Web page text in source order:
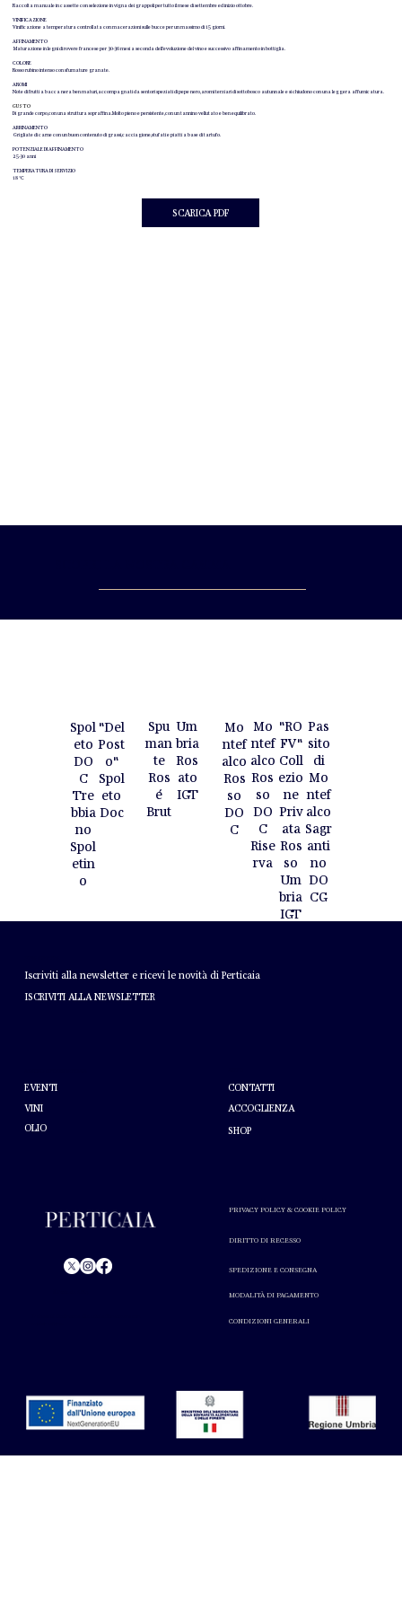
Raccolta manuale in cassette con selezione in vigna dei grappoli per tutto il mese di settembre ed inizio ottobre.
VINIFICAZIONE
Vinificazione a temperatura controllata con macerazioni sulle bucce per un massimo di 15 giorni.
AFFINAMENTO
Maturazione in legni di rovere francese per 30-36 mesi a seconda dell’evoluzione del vino e successivo affinamento in bottiglia.
COLORE
Rosso rubino intenso con sfumature granate.
AROMI
Note di frutti a bacca nera ben maturi, accompagnati da sentori speziati di pepe nero, aromi terziari di sottobosco autunnale e si chiudono con una leggera affumicatura.
GUSTO
Di grande corpo, con una struttura sopraffina. Molto pieno e persistente, con un tannino vellutato e ben equilibrato.
ABBINAMENTO
Grigliate di carne con un buon contenuto di grassi, cacciagione, stufati e piatti a base di tartufo.
POTENZIALE DI AFFINAMENTO
25-30 anni
TEMPERATURA DI SERVIZIO
18 °C
SCARICA PDF
Spol
eto
DO
C
Tre
bbia
no
Spol
etin
o
"Del
Post
o"
Spol
eto
Doc
Spu
man
te
Ros
é
Brut
Um
bria
Ros
ato
IGT
Mo
ntef
alco
Ros
so
DO
C
Mo
ntef
alco
Ros
so
DO
C
Rise
rva
"RO
FV"
Coll
ezio
ne
Priv
ata
Ros
so
Um
bria
IGT
Pas
sito
di
Mo
ntef
alco
Sagr
anti
no
DO
CG
Iscriviti alla newsletter e ricevi le novità di Perticaia
ISCRIVITI ALLA NEWSLETTER
PRIVACY POLICY & COOKIE POLICY
MODALITÀ DI PAGAMENTO
CONDIZIONI GENERALI
SPEDIZIONE E CONSEGNA
DIRITTO DI RECESSO
EVENTI
VINI
OLIO
CONTATTI
ACCOGLIENZA
SHOP